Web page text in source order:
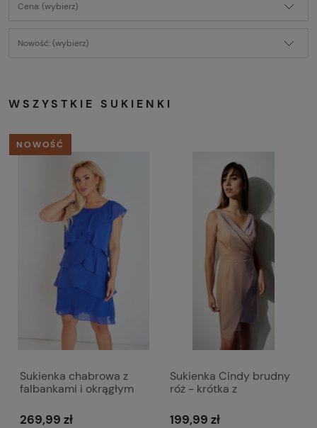
Cena: (wybierz)
Nowość: (wybierz)
WSZYSTKIE SUKIENKI
Sukienka chabrowa z
falbankami i okrągłym
269,99 zł
NOWOŚĆ
Sukienka Cindy brudny
róż - krótka z
199,99 zł